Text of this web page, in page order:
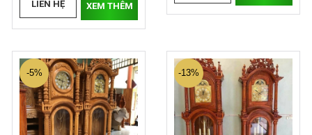
LIÊN HỆ XEM THÊM
-5% -13%